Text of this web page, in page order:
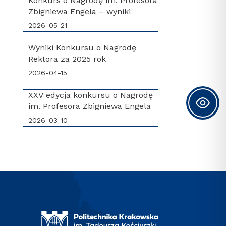
Zbigniewa Engela – wyniki
2026-05-21
Wyniki Konkursu o Nagrodę
Rektora za 2025 rok
2026-04-15
XXV edycja konkursu o Nagrodę
im. Profesora Zbigniewa Engela
2026-03-10